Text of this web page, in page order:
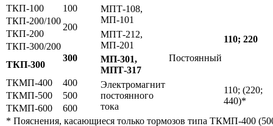
ТКП-100
100
МПТ-108,
МП-101
Постоянный
110; 220
ТКП-200/100
200
ТКП-200
МПТ-212,
МП-201
ТКП-300/200
300
ТКП-300
МП-301,
МПТ-317
ТКМП-400
400
Электромагнит
постоянного
тока
110; (220;
440)*
ТКМП-500
500
ТКМП-600
600
* Пояснения, касающиеся только тормозов типа ТКМП-400